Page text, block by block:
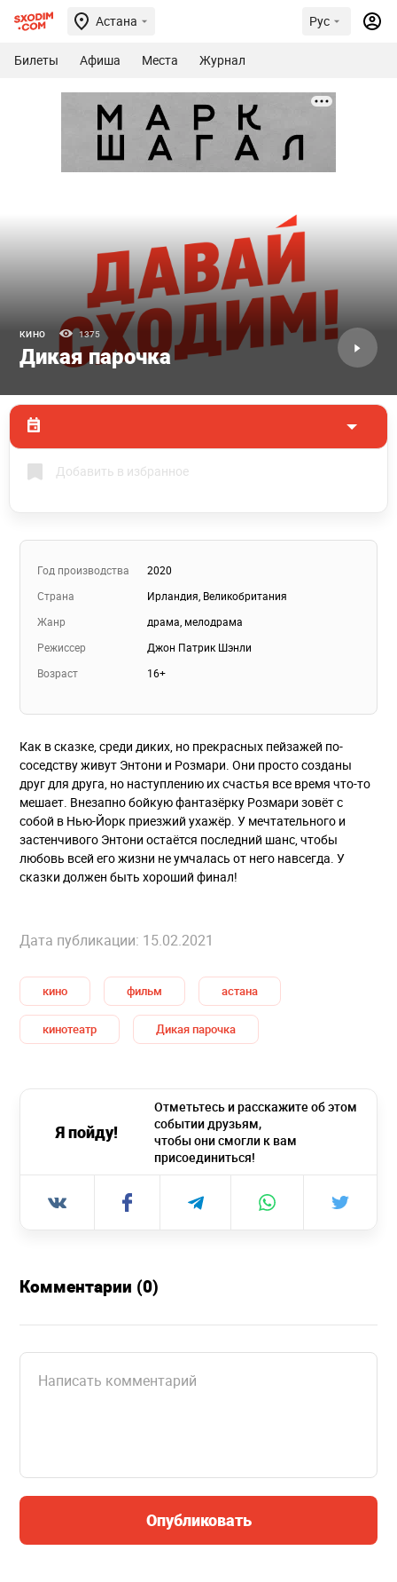
Астана Рус
Билеты Афиша Места Журнал
КИНО 1375
Дикая парочка
Добавить в избранное
Год производства
2020
Страна
Ирландия Великобритания
Жанр
драма мелодрама
Режиссер
Джон Патрик Шэнли
Возраст
16+
Как в сказке, среди диких, но прекрасных пейзажей по-
соседству живут Энтони и Розмари. Они просто созданы
друг для друга, но наступлению их счастья все время что-то
мешает. Внезапно бойкую фантазёрку Розмари зовёт с
собой в Нью-Йорк приезжий ухажёр. У мечтательного и
застенчивого Энтони остаётся последний шанс, чтобы
любовь всей его жизни не умчалась от него навсегда. У
сказки должен быть хороший финал!
Дата публикации: 15.02.2021
кино фильм астана
кинотеатр Дикая парочка
Я пойду!
Отметьтесь и расскажите об этом
событии друзьям,
чтобы они смогли к вам
присоединиться!
Комментарии (0)
Опубликовать